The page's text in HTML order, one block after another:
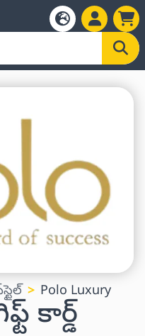
Polo Luxury
కార్డ్